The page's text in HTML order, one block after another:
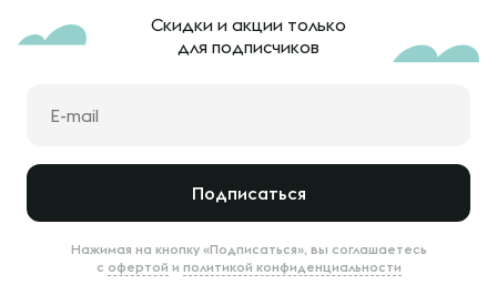
Скидки и акции только
для подписчиков
Подписаться
Нажимая на кнопку «Подписаться», вы соглашаетесь
с офертой и политикой конфиденциальности